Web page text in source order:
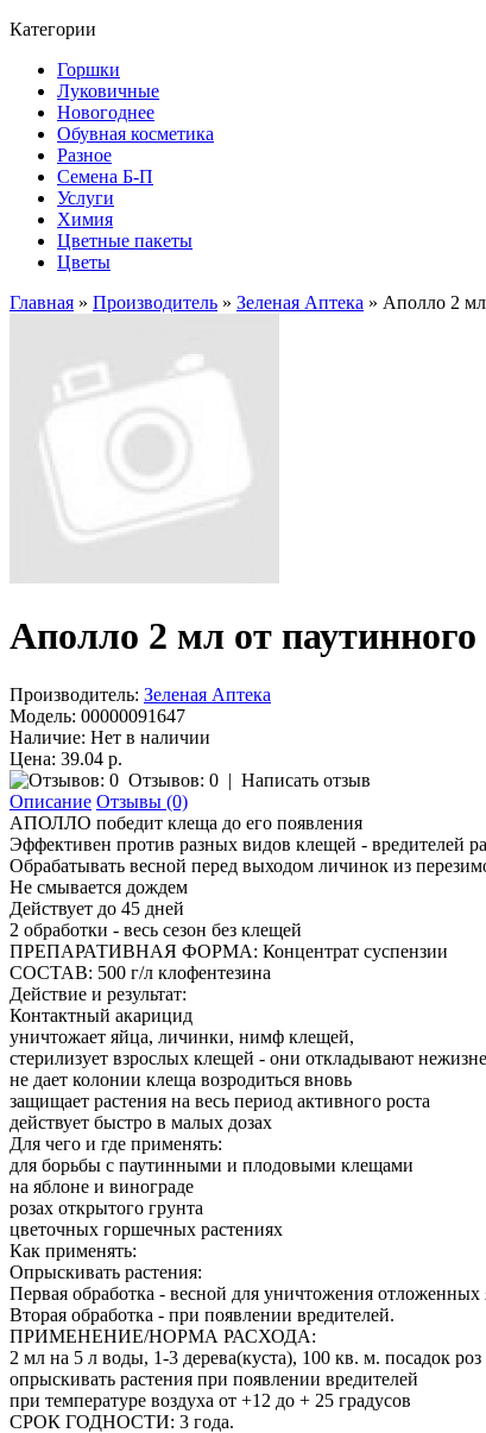
Категории
Горшки
Луковичные
Новогоднее
Обувная косметика
Разное
Семена Б-П
Услуги
Химия
Цветные пакеты
Цветы
Главная » Производитель » Зеленая Аптека » Аполло 2
Аполло 2 мл от
Производитель: Зеленая Аптека
Модель: 00000091647
Наличие: Нет в наличии
Цена: 39.04 р.
Отзывов: 0 | Написать отзыв
Описание Отзывы (0)
АПОЛЛО победит клеща до его появления
Эффективен против разных видов клещей - вредителей
Обрабатывать весной перед выходом личинок из
Не смывается дождем
Действует до 45 дней
2 обработки - весь сезон без клещей
ПРЕПАРАТИВНАЯ ФОРМА: Концентрат суспензии
СОСТАВ: 500 г/л клофентезина
Действие и результат:
Контактный акарицид
уничтожает яйца, личинки, нимф клещей,
стерилизует взрослых клещей - они откладывают
не дает колонии клеща возродиться вновь
защищает растения на весь период активного роста
действует быстро в малых дозах
Для чего и где применять:
для борьбы с паутинными и плодовыми клещами
на яблоне и винограде
розах открытого грунта
цветочных горшечных растениях
Как применять:
Опрыскивать растения:
Первая обработка - весной для уничтожения отложенных
Вторая обработка - при появлении вредителей.
ПРИМЕНЕНИЕ/НОРМА РАСХОДА:
2 мл на 5 л воды, 1-3 дерева(куста), 100 кв. м. посадок
опрыскивать растения при появлении вредителей
при температуре воздуха от +12 до + 25 градусов
СРОК ГОДНОСТИ: 3 года.